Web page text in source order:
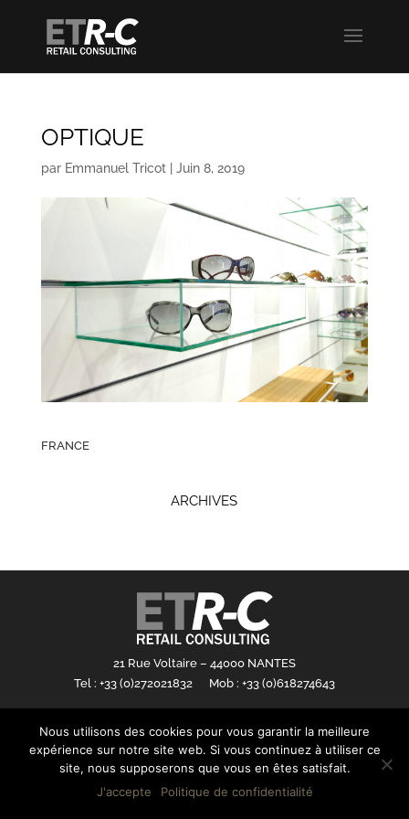
OPTIQUE
par Emmanuel Tricot| Juin 8, 2019
FRANCE
ARCHIVES
21 Rue Voltaire – 44000 NANTES
Tel : +33 (0)272021832 Mob : +33 (0)618274643
Nous utilisons des cookies pour vous garantir la meilleure
expérience sur notre site web. Si vous continuez à utiliser ce
site, nous supposerons que vous en êtes satisfait.
J'accepte
Politique de confidentialité